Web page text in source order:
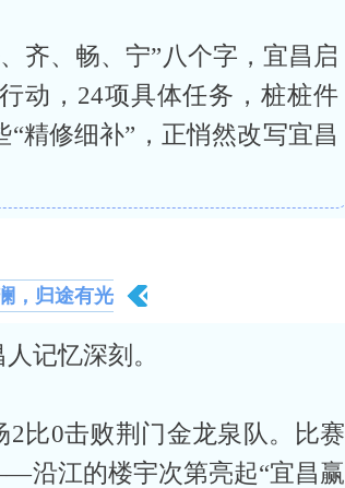
齐、畅、宁”八个字，宜昌启
动，24项具体任务，桩桩件
精修细补”，正悄然改写宜昌
，归途有光
记忆深刻。
比0击败荆门金龙泉队。比赛
沿江的楼宇次第亮起“宜昌赢